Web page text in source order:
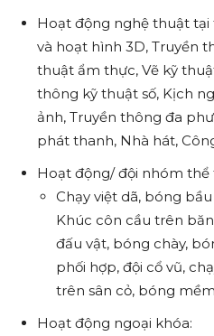
Hoạt động nghệ thuật tại
và hoạt hình 3D, Truyền
thuật ẩm thực, Vẽ kỹ
thông kỹ thuật số, Kịch
ảnh, Truyền thông đa
phát thanh, Nhà hát,
Hoạt động/ đội nhóm thể
Chạy việt dã, bóng
Khúc côn cầu trên
đấu vật, bóng chày,
phối hợp, đội cổ vũ,
trên sân cỏ, bóng
Hoạt động ngoại khóa: